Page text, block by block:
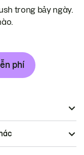
trong bảy ngày.
phí